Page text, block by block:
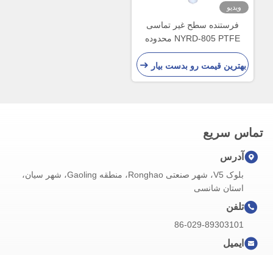
ویدیو
فرستنده سطح غیر تماسی
NYRD-805 PTFE محدوده
اندازه گیری 0-10 متر
بهترین قیمت رو بدست بیار
تماس سریع
آدرس
بلوک V5، شهر صنعتی Ronghao، منطقه Gaoling، شهر سیان،
استان شانسی
تلفن
86-029-89303101
ایمیل